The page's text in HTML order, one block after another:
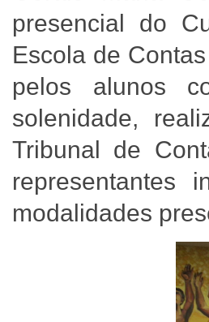
presencial do
Escola de
pelos alunos
solenidade,
Tribunal de
representantes
modalidades